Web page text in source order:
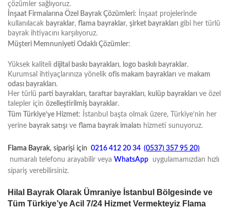
çözümler sağlıyoruz.
İnşaat Firmalarına Özel Bayrak Çözümleri: İnşaat projelerinde
kullanılacak bayraklar, flama bayraklar, şirket bayrakları gibi her türlü
bayrak ihtiyacını karşılıyoruz.
Müşteri Memnuniyeti Odaklı Çözümler:
Yüksek kaliteli dijital baskı bayrakları, logo baskılı bayraklar.
Kurumsal ihtiyaçlarınıza yönelik ofis makam bayrakları ve makam
odası bayrakları.
Her türlü parti bayrakları, taraftar bayrakları, kulüp bayrakları ve özel
talepler için özelleştirilmiş bayraklar.
Tüm Türkiye’ye Hizmet: İstanbul başta olmak üzere, Türkiye’nin her
yerine bayrak satışı ve flama bayrak imalatı hizmeti sunuyoruz.
Flama Bayrak, siparişi için 0216 412 20 34 (0537) 357 95 20)
numaralı telefonu arayabilir veya WhatsApp uygulamamızdan hızlı
sipariş verebilirsiniz.
Hilal Bayrak Olarak Ümraniye İstanbul Bölgesinde ve
Tüm Türkiye’ye Acil 7/24 Hizmet Vermekteyiz Flama